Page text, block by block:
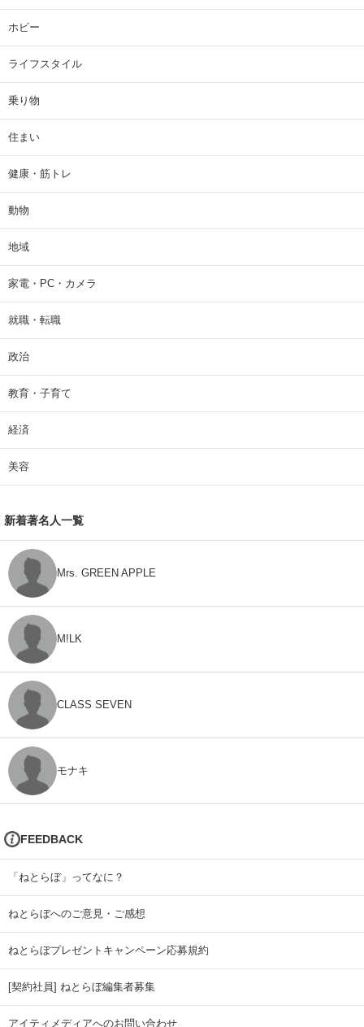
ホビー
ライフスタイル
乗り物
住まい
健康・筋トレ
動物
地域
家電・PC・カメラ
就職・転職
政治
教育・子育て
経済
美容
新着著名人一覧
Mrs. GREEN APPLE
M!LK
CLASS SEVEN
モナキ
FEEDBACK
「ねとらぼ」ってなに？
ねとらぼへのご意見・ご感想
ねとらぼプレゼントキャンペーン応募規約
[契約社員] ねとらぼ編集者募集
アイティメディアへのお問い合わせ